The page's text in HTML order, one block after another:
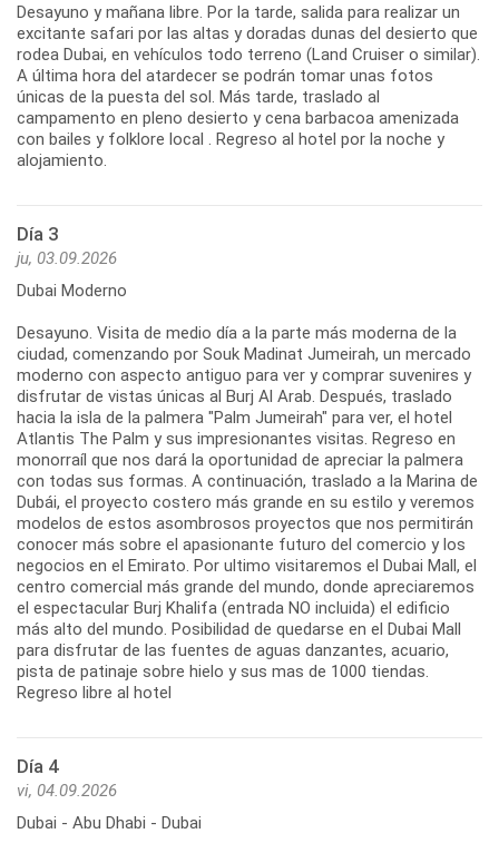
Desayuno y mañana libre. Por la tarde, salida para realizar un
excitante safari por las altas y doradas dunas del desierto que
rodea Dubai, en vehículos todo terreno (Land Cruiser o similar).
A última hora del atardecer se podrán tomar unas fotos
únicas de la puesta del sol. Más tarde, traslado al
campamento en pleno desierto y cena barbacoa amenizada
con bailes y folklore local . Regreso al hotel por la noche y
alojamiento.
Día 3
ju, 03.09.2026
Dubai Moderno
Desayuno. Visita de medio día a la parte más moderna de la
ciudad, comenzando por Souk Madinat Jumeirah, un mercado
moderno con aspecto antiguo para ver y comprar suvenires y
disfrutar de vistas únicas al Burj Al Arab. Después, traslado
hacia la isla de la palmera "Palm Jumeirah" para ver, el hotel
Atlantis The Palm y sus impresionantes visitas. Regreso en
monorraíl que nos dará la oportunidad de apreciar la palmera
con todas sus formas. A continuación, traslado a la Marina de
Dubái, el proyecto costero más grande en su estilo y veremos
modelos de estos asombrosos proyectos que nos permitirán
conocer más sobre el apasionante futuro del comercio y los
negocios en el Emirato. Por ultimo visitaremos el Dubai Mall, el
centro comercial más grande del mundo, donde apreciaremos
el espectacular Burj Khalifa (entrada NO incluida) el edificio
más alto del mundo. Posibilidad de quedarse en el Dubai Mall
para disfrutar de las fuentes de aguas danzantes, acuario,
pista de patinaje sobre hielo y sus mas de 1000 tiendas.
Regreso libre al hotel
Día 4
vi, 04.09.2026
Dubai - Abu Dhabi - Dubai